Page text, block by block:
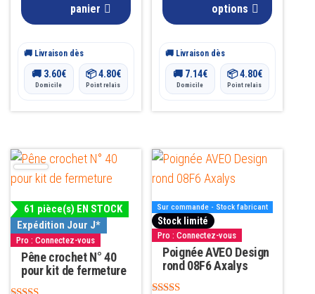
panier
🚚 Livraison dès
🚚 3.60€
Domicile
📦4.80€
Point relais
options
produit
🚚 Livraison dès
🚚 7.14€
Domicile
📦4.80€
Point relais
61 pièce(s) EN STOCK
Expédition Jour J*
Pro : Connectez-vous
Pêne crochet N° 40
pour kit de fermeture
Sur commande - Stock fabricant
Stock limité
Pro : Connectez-vous
Poignée AVEO Design
rond 08F6 Axalys
Ce
produit
a
plusieurs
variations.
Les